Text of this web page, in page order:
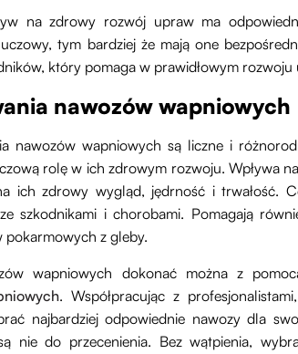
na zdrowy rozwój upraw ma
tym bardziej że mają one
który pomaga w prawidłowym
nawozów wapniowych
nawozów wapniowych są liczne i
rolę w ich zdrowym rozwoju. Wpływa
ich zdrowy wygląd, jędrność i trwałość.
szkodnikami i chorobami. Pomagają
pokarmowych z gleby.
wapniowych dokonać można z
. Współpracując z
najbardziej odpowiednie nawozy dla
nie do przecenienia. Bez wątpienia,